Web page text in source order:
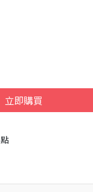
立即購買
點